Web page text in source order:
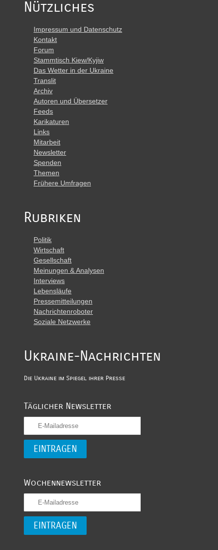
Nützliches
Impressum und Datenschutz
Kontakt
Forum
Stammtisch Kiew/Kyjiw
Das Wetter in der Ukraine
Translit
Archiv
Autoren und Übersetzer
Feeds
Karikaturen
Links
Mitarbeit
Newsletter
Spenden
Themen
Frühere Umfragen
Rubriken
Politik
Wirtschaft
Gesellschaft
Meinungen & Analysen
Interviews
Lebensläufe
Pressemitteilungen
Nachrichtenroboter
Soziale Netzwerke
Ukraine-Nachrichten
Die Ukraine im Spiegel ihrer Presse
Täglicher Newsletter
Wochennewsletter